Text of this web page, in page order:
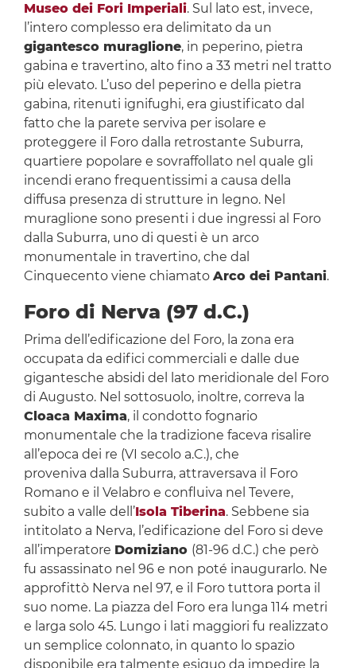
Museo dei Fori Imperiali. Sul lato est, invece,
l’intero complesso era delimitato da un
gigantesco muraglione, in peperino, pietra
gabina e travertino, alto fino a 33 metri nel tratto
più elevato. L’uso del peperino e della pietra
gabina, ritenuti ignifughi, era giustificato dal
fatto che la parete serviva per isolare e
proteggere il Foro dalla retrostante Suburra,
quartiere popolare e sovraffollato nel quale gli
incendi erano frequentissimi a causa della
diffusa presenza di strutture in legno. Nel
muraglione sono presenti i due ingressi al Foro
dalla Suburra, uno di questi è un arco
monumentale in travertino, che dal
Cinquecento viene chiamato Arco dei Pantani.
Foro di Nerva (97 d.C.)
Prima dell’edificazione del Foro, la zona era
occupata da edifici commerciali e dalle due
gigantesche absidi del lato meridionale del Foro
di Augusto. Nel sottosuolo, inoltre, correva la
Cloaca Maxima, il condotto fognario
monumentale che la tradizione faceva risalire
all’epoca dei re (VI secolo a.C.), che
proveniva dalla Suburra, attraversava il Foro
Romano e il Velabro e confluiva nel Tevere,
subito a valle dell’Isola Tiberina. Sebbene sia
intitolato a Nerva, l’edificazione del Foro si deve
all’imperatore Domiziano (81-96 d.C.) che però
fu assassinato nel 96 e non poté inaugurarlo. Ne
approfittò Nerva nel 97, e il Foro tuttora porta il
suo nome. La piazza del Foro era lunga 114 metri
e larga solo 45. Lungo i lati maggiori fu realizzato
un semplice colonnato, in quanto lo spazio
disponibile era talmente esiguo da impedire la